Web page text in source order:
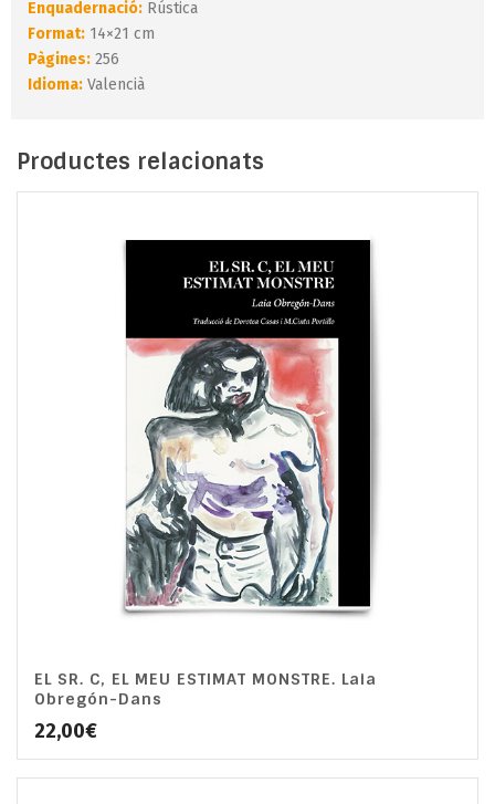
Enquadernació: Rústica
Format: 14×21 cm
Pàgines: 256
Idioma: Valencià
Productes relacionats
EL SR. C, EL MEU ESTIMAT MONSTRE. Laia
Obregón-Dans
22,00€